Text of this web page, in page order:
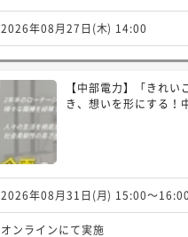
2026年08月27日(木) 14:00
【中部電力】「きれい
き、想いを形にする！
2026年08月31日(月) 15:00〜16:00
オンラインにて実施